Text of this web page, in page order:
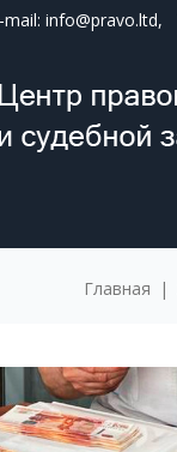
mail: info@pravo.ltd,
Главная |